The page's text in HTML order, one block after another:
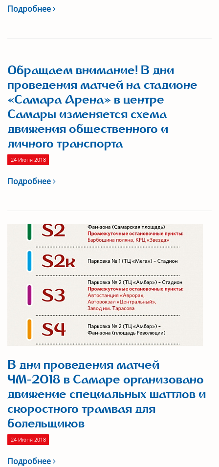
Подробнее
Обращаем внимание! В дни
проведения матчей на стадионе
«Самара Арена» в центре
Самары изменяется схема
движения общественного и
личного транспорта
24 Июня 2018
Подробнее
В дни проведения матчей
ЧМ-2018 в Самаре организовано
движение специальных шаттлов и
скоростного трамвая для
болельщиков
24 Июня 2018
Подробнее